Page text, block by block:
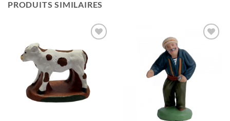
PRODUITS SIMILAIRES
à la liste
d'envie